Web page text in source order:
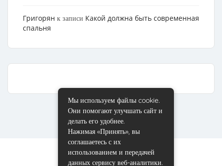
Григорян к записи Какой должна быть современная
спальня
Мы используем файлы cookie.
Они помогают улучшать сайт и
делать его удобнее.
Нажимая «Принять», вы
соглашаетесь с их
использованием и передачей
данных сервису веб-аналитики.